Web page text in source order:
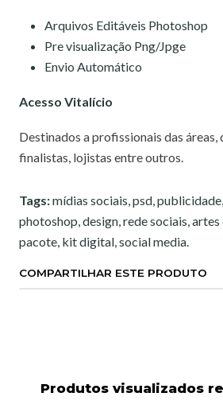
Arquivos Editáveis Photoshop
Pre visualização Png/Jpge
Envio Automático
Acesso Vitalício
Destinados a profissionais das
finalistas, lojistas entre outros.
Tags:mídias sociais, psd,
photoshop, design, rede sociais,
pacote, kit digital, social media.
COMPARTILHAR ESTE PRODUTO
Produtos visualizados